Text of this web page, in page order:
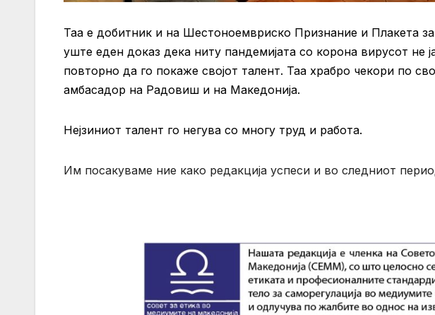
Таа е добитник и на Шестоноемвриско Признание и Плакета
уште еден доказ дека ниту пандемијата со корона вирусот не
повторно да го покаже својот талент. Таа храбро чекори по
амбасадор на Радовиш и на Македонија.
Нејзиниот талент го негува со многу труд и работа.
Им посакуваме ние како редакција успеси и во следниот